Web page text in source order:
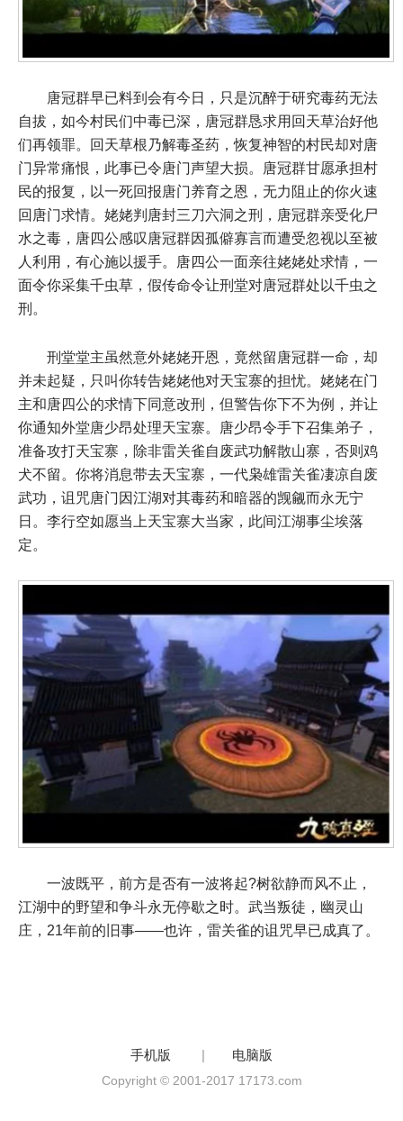
唐冠群早已料到会有今日，只是沉醉于研究毒药无法
自拔，如今村民们中毒已深，唐冠群恳求用回天草治好他
们再领罪。回天草根乃解毒圣药，恢复神智的村民却对唐
门异常痛恨，此事已令唐门声望大损。唐冠群甘愿承担村
民的报复，以一死回报唐门养育之恩，无力阻止的你火速
回唐门求情。姥姥判唐封三刀六洞之刑，唐冠群亲受化尸
水之毒，唐四公感叹唐冠群因孤僻寡言而遭受忽视以至被
人利用，有心施以援手。唐四公一面亲往姥姥处求情，一
面令你采集千虫草，假传命令让刑堂对唐冠群处以千虫之
刑。
刑堂堂主虽然意外姥姥开恩，竟然留唐冠群一命，却
并未起疑，只叫你转告姥姥他对天宝寨的担忧。姥姥在门
主和唐四公的求情下同意改刑，但警告你下不为例，并让
你通知外堂唐少昂处理天宝寨。唐少昂令手下召集弟子，
准备攻打天宝寨，除非雷关雀自废武功解散山寨，否则鸡
犬不留。你将消息带去天宝寨，一代枭雄雷关雀凄凉自废
武功，诅咒唐门因江湖对其毒药和暗器的觊觎而永无宁
日。李行空如愿当上天宝寨大当家，此间江湖事尘埃落
定。
一波既平，前方是否有一波将起?树欲静而风不止，
江湖中的野望和争斗永无停歇之时。武当叛徒，幽灵山
庄，21年前的旧事——也许，雷关雀的诅咒早已成真了。
手机版 | 电脑版
Copyright © 2001-2017 17173.com